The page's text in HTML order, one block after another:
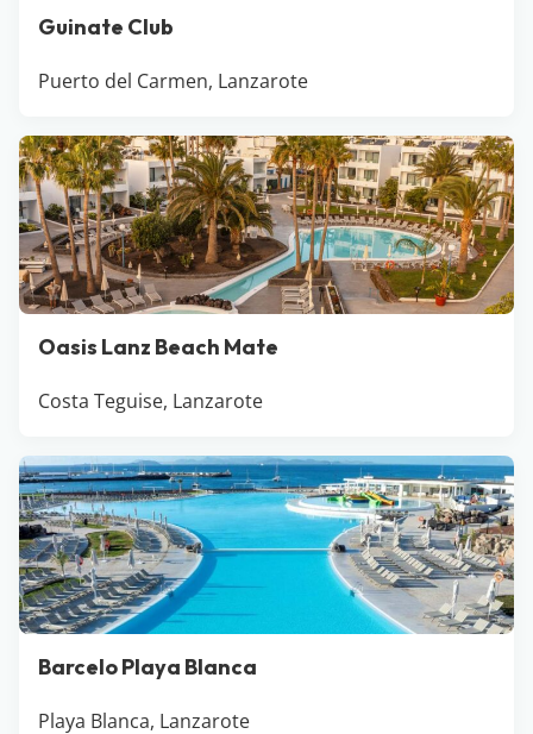
Guinate Club
Puerto del Carmen, Lanzarote
Oasis Lanz Beach Mate
Costa Teguise, Lanzarote
Barcelo Playa Blanca
Playa Blanca, Lanzarote